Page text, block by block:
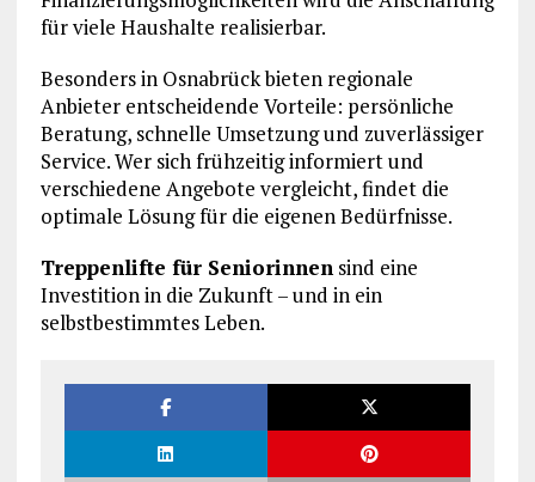
für viele Haushalte realisierbar.
Besonders in Osnabrück bieten regionale
Anbieter entscheidende Vorteile: persönliche
Beratung, schnelle Umsetzung und zuverlässiger
Service. Wer sich frühzeitig informiert und
verschiedene Angebote vergleicht, findet die
optimale Lösung für die eigenen Bedürfnisse.
Treppenlifte für Seniorinnensind eine
Investition in die Zukunft – und in ein
selbstbestimmtes Leben.